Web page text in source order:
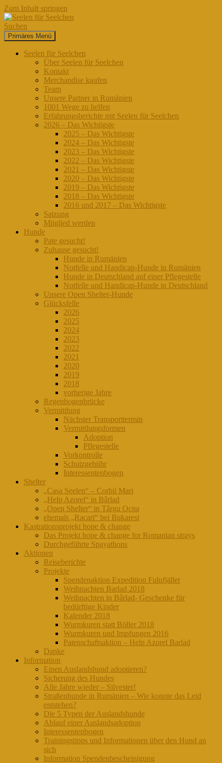
Zum Inhalt springen
Seelen für Seelchen
Suchen
Primäres Menü
Seelen für Seelchen
Über Seelen für Seelchen
Kontakt
Merchandise kaufen
Team
Unsere Partner in Rumänien
1001 Wege zu helfen
Erfahrungsberichte mit Seelen für Seelchen
2026 – Das Wichtigste
2025 – Das Wichtigste
2024 – Das Wichtigste
2023 – Das Wichtigste
2022 – Das Wichtigste
2021 – Das Wichtigste
2020 – Das Wichtigste
2019 – Das Wichtigste
2018 – Das Wichtigste
2016 und 2017 – Das Wichtigste
Satzung
Mitglied werden
Hunde
Pate gesucht!
Zuhause gesucht!
Hunde in Rumänien
Notfelle und Handicap-Hunde in Rumänien
Hunde in Deutschland auf einer Pflegestelle
Notfelle und Handicap-Hunde in Deutschland
Unsere Open Shelter-Hunde
Glücksfelle
2026
2025
2024
2023
2022
2021
2020
2019
2018
vorherige Jahre
Regenbogenbrücke
Vermittlung
Nächster Transporttermin
Vermittlungsformen
Adoption
Pflegestelle
Vorkontrolle
Schutzgebühr
Interessentenbogen
Shelter
„Casa Seelen“ – Corbii Mari
„Help Azorel“ in Bârlad
„Open Shelter“ in Târgu Ocna
ehemals „Racari“ bei Bukarest
Kastrationsprojekt hope & change
Das Projekt hope & change for Romanian strays
Durchgeführte Spayathons
Aktionen
Reiseberichte
Projekte
Spendenaktion Expedition Fulufjället
Weihnachten Barlad 2018
Weihnachten in Bârlad- Geschenke für
bedürftige Kinder
Kalender 2018
Wurmkuren statt Böller 2018
Wurmkuren und Impfungen 2016
Patenschaftsaktion – Help Azorel Barlad
Danke
Information
Einen Auslandshund adoptieren?
Sicherung des Hundes
Alle Jahre wieder – Silvester!
Straßenhunde in Rumänien – Wie konnte das Leid
entstehen?
Die 5 Typen der Auslandshunde
Ablauf einer Auslandsadoption
Interessentenbogen
Trainingstipps und Informationen über den Hund an
sich
Information Spendenbescheinigung